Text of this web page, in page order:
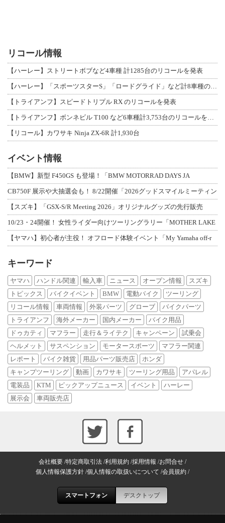
リコール情報
【ハーレー】ストリートボブなど4車種 計1285台のリコールを発表
【ハーレー】「スポーツスターS」「ロードグライド」など計8車種のリコールを発表
【トライアンフ】スピードトリプル RX のリコールを発表
【トライアンフ】ボンネビル T100 など6車種計3,753台のリコールを発表
【リコール】カワサキ Ninja ZX-6R 計1,930台
イベント情報
【BMW】新型 F450GS も登場！「BMW MOTORRAD DAYS JA
CB750F 展示や大抽選会も！ 8/22開催「2026グッドスマイルミーティン
【スズキ】「GSX-S/R Meeting 2026」オリジナルグッズの先行販売
10/23・24開催！ 女性ライダー向けツーリングラリー「MOTHER LAKE
【ヤマハ】初心者が主役！ オフロード体験イベント「My Yamaha off-r
キーワード
ヤマハ ハンドル関連 輸入車 ニュース オープン情報
スズキ
トピックス
バイクイベント BMW 電動バイク
ツーリング
リコール情報
車両情報 外装パーツ グローブ
バイクパーツ
トライアンフ
海外メーカー 国内メーカー
バイク用品
ドゥカティ
マフラー 走行＆ライテク キャンペーン
試乗会
ヘルメット
サスペンション モータースポーツ
マフラー関連
レポート
バイク雑貨 用品パーツ販売店
ホンダ
キャンプツーリング
動画 カワサキ ツーリング用品
アパレル
電装品
KTM ピックアップニュース イベント
ハーレー
展示会
車両販売店
会社概要 特定商取引法 利用規約 採用情報 お問合せ
個人情報保護方針 個人情報の取扱いについて 会員規約
スマートフォン デスクトップ